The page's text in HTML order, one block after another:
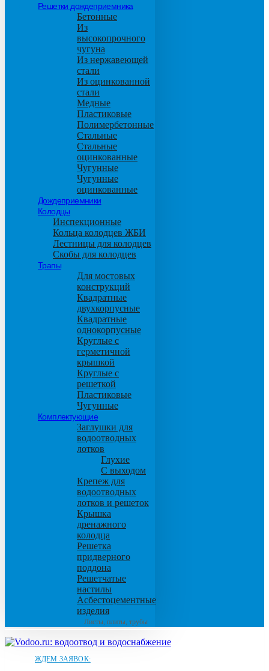
Решетки дождеприемника
Бетонные
Из
высокопрочного
чугуна
Из нержавеющей
стали
Из оцинкованной
стали
Медные
Пластиковые
Полимербетонные
Стальные
Стальные
оцинкованные
Чугунные
Чугунные
оцинкованные
Дождеприемники
Колодцы
Инспекционные
Кольца колодцев ЖБИ
Лестницы для колодцев
Скобы для колодцев
Трапы
Для мостовых
конструкций
Квадратные
двухкорпусные
Квадратные
однокорпусные
Круглые с
герметичной
крышкой
Круглые с
решеткой
Пластиковые
Чугунные
Комплектующие
Заглушки для
водоотводных
лотков
Глухие
С выходом
Крепеж для
водоотводных
лотков и решеток
Крышка
дренажного
колодца
Решетка
придверного
поддона
Решетчатые
настилы
Асбестоцементные
изделия
Листы, плиты, трубы
ЖДЕМ ЗАЯВОК: